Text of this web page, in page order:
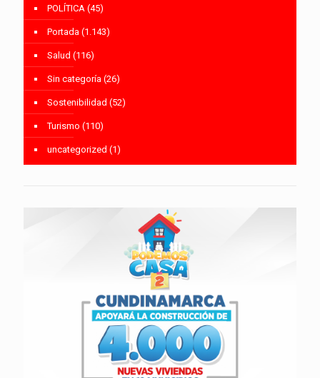
POLÍTICA (45)
Portada (1.143)
Salud (116)
Sin categoría (26)
Sostenibilidad (52)
Turismo (110)
uncategorized (1)